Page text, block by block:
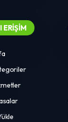
ERIŞIM